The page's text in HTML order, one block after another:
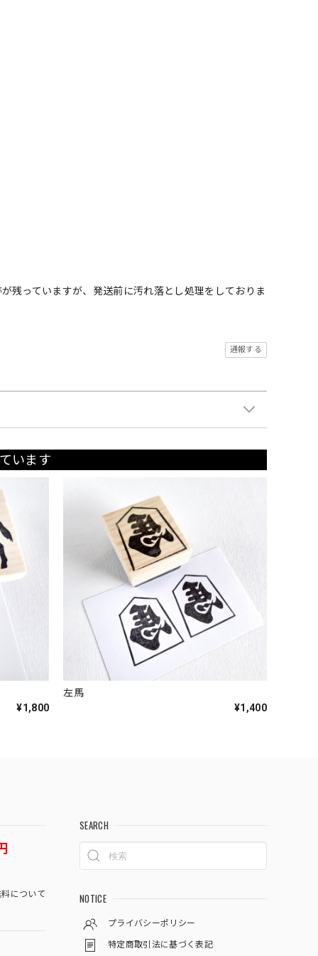
残っていますが、発送前に汚れ落とし処理をしておりま
通報する
います
¥1,800
左馬
¥1,400
について
SEARCH
NOTICE
プライバシーポリシー
特定商取引法に基づく表記